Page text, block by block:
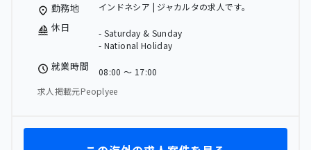
勤務地 インドネシア | ジャカルタの求人です。
休日
- Saturday & Sunday
- National Holiday
就業時間
08:00 〜 17:00
求人掲載元Peoplyee